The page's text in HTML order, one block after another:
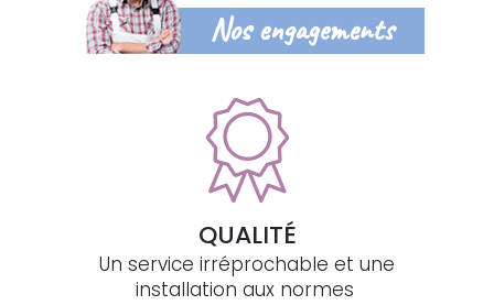
Nos engagements
QUALITÉ
Un service irréprochable et une
installation aux normes